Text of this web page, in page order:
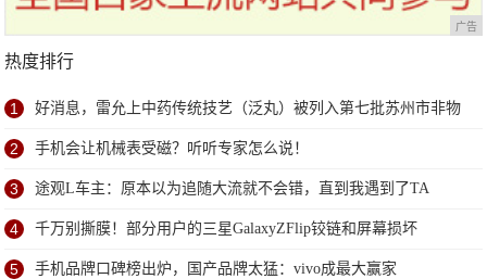
广告
热度排行
1 好消息，雷允上中药传统技艺（泛丸）被列入第七批苏州市非物
质文化遗产代表性项目名录
2 手机会让机械表受磁？听听专家怎么说！
3 途观L车主：原本以为追随大流就不会错，直到我遇到了TA
4 千万别撕膜！部分用户的三星GalaxyZFlip铰链和屏幕损坏
5 手机品牌口碑榜出炉，国产品牌太猛：vivo成最大赢家